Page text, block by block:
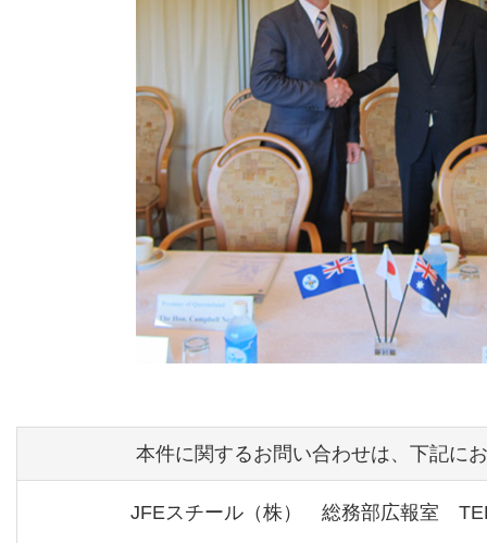
本件に関するお問い合わせは、下記に
JFEスチール（株） 総務部広報室